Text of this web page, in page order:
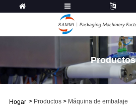
Productos
Hogar > Productos > Máquina de embalaje